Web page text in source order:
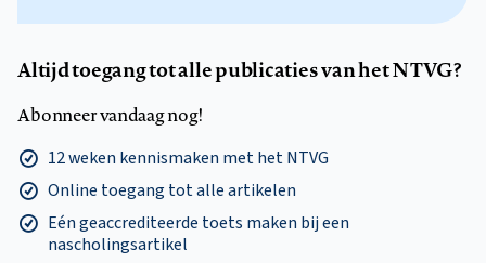
Altijd toegang tot alle publicaties van het NTVG?
Abonneer vandaag nog!
12 weken kennismaken met het NTVG
Online toegang tot alle artikelen
Eén geaccrediteerde toets maken bij een
nascholingsartikel